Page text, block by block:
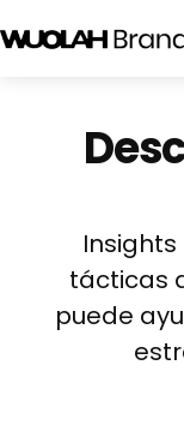
tácticas
puede